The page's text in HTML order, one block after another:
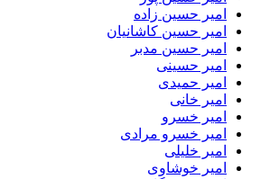
امیر حسین زاده
امیر حسین کاشانیان
امیر حسین مدبر
امیر حسینی
امیر حمیدی
امیر خانی
امیر خسرو
امیر خسرو مرادی
امیر خلیلی
امیر خوشاوی